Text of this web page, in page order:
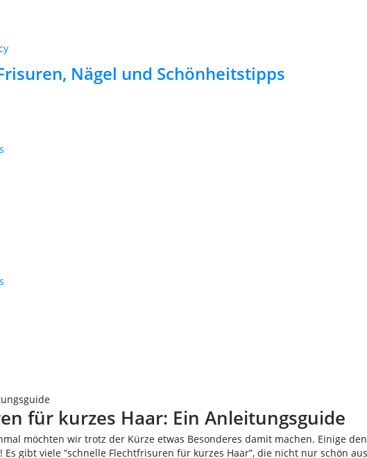
Nägel und Schönheitstipps
für kurzes Haar: Ein Anleitungsguide
möchten wir trotz der Kürze etwas Besonderes damit machen. Einige
gibt viele “schnelle Flechtfrisuren für kurzes Haar”, die nicht nur schön